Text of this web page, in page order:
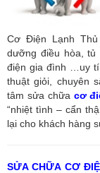
Cơ Điện Lạnh
dưỡng điều hòa, tủ
điện gia đình …uy
thuật giỏi, chuyên
tâm sửa chữa cơ
“nhiệt tình – cẩn
lại cho khách hàng
SỬA CHỮA CƠ